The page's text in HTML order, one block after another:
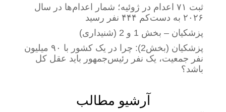
ثبت ۷۱ اعدام در ژوئیه؛ شمار اعدام‌ها در سال
۲۰۲۶ به دست‌کم ۴۴۴ نفر رسید
پزشکیان – بخش 1 و 2 (شنیداری)
پزشکیان (بخش2): چرا در یک کشور با ۹۰ میلیون
نفر جمعیت، یک نفر رئیس‌جمهور باید عقل کل
باشد؟
آرشیو مطالب